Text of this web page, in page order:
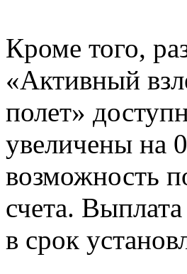
Кроме того,
«Активный
полет»
увеличены на
возможность
счета.
в срок